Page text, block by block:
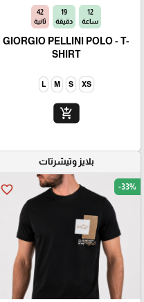
12
ساعة
19
دقيقة
40
ثانية
GIORGIO PELLINI POLO - T-
SHIRT
XS
S
M
L
add_shopping_cart
بلايز وتيشرتات
favorite_border -33%